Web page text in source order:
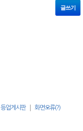
글쓰기
등업게시판| 화면오류(?)